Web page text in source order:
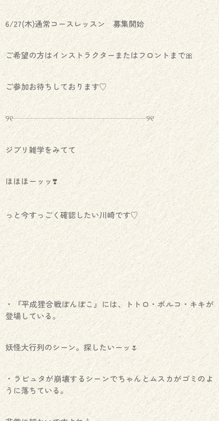
6/27(木)通常コースレッスン 募集開始
ご希望の方はインストラクターまたはフロントまで🎀
ご参加お待ちしております♡
୨୧┈┈┈┈┈┈┈┈┈┈┈┈┈┈┈┈┈୨୧
ジブリ雑学をみてて
ほほほーッッ❣️
っと今すっごく確認したい川崎です♡
・『平成狸合戦ぽんぽこ』には、トトロ・ポルコ・キキが
登場している。
妖怪大行列のシーン。探したいーッ🌷
・ラピュタが崩壊するシーンでちゃんとムスカがゴミのよ
うに落ちている。